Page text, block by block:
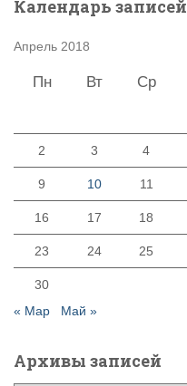
Календарь записей
Апрель 2018
Пн Вт Ср
2 3 4
9 10 11
16 17 18
23 24 25
30
« Мар
Май »
Архивы записей